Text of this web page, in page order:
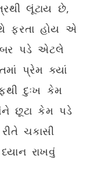
લૂંટાય છે,
ફરતા હોય એ
પડે એટલે
પ્રેમ ક્યાં
દુઃખ કેમ
છૂટા કેમ પડે
ચકાસી
રાખવું